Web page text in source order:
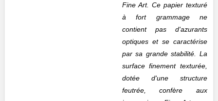
Fine Art. Ce papier texturé
à fort grammage ne
contient pas d'azurants
optiques et se caractérise
par sa grande stabilité. La
surface finement texturée,
dotée d'une structure
feutrée, confère aux